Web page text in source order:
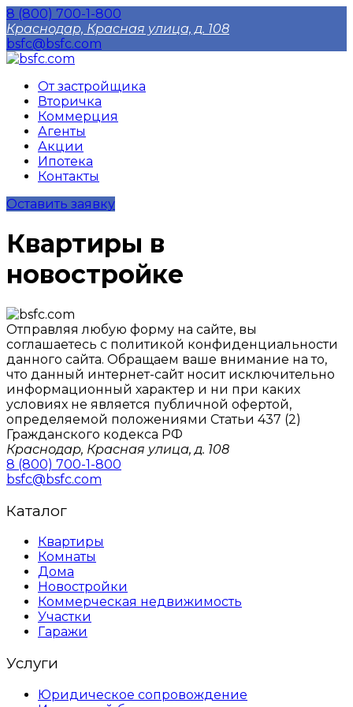
8 (800) 700-1-800
Краснодар, Красная улица, д. 108
bsfc@bsfc.com
От застройщика
Вторичка
Коммерция
Агенты
Акции
Ипотека
Контакты
Оставить заявку
Квартиры в
новостройке
Отправляя любую форму на сайте, вы
соглашаетесь с политикой конфиденциальности
данного сайтa. Обращаем ваше внимание на то,
что данный интернет-сайт носит исключительно
информационный характер и ни при каких
условиях не является публичной офертой,
определяемой положениями Статьи 437 (2)
Гражданского кодекса РФ
Краснодар, Красная улица, д. 108
8 (800) 700-1-800
bsfc@bsfc.com
Каталог
Квартиры
Комнаты
Дома
Новостройки
Коммерческая недвижимость
Участки
Гаражи
Услуги
Юридическое сопровождение